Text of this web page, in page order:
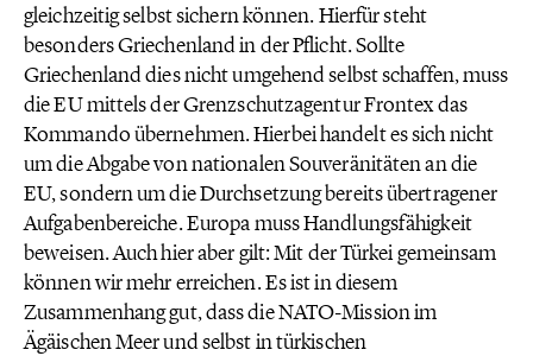
gleichzeitig selbst sichern können. Hierfür steht
besonders Griechenland in der Pflicht. Sollte
Griechenland dies nicht umgehend selbst schaffen, muss
die EU mittels der Grenzschutzagentur Frontex das
Kommando übernehmen. Hierbei handelt es sich nicht
um die Abgabe von nationalen Souveränitäten an die
EU, sondern um die Durchsetzung bereits übertragener
Aufgabenbereiche. Europa muss Handlungsfähigkeit
beweisen. Auch hier aber gilt: Mit der Türkei gemeinsam
können wir mehr erreichen. Es ist in diesem
Zusammenhang gut, dass die NATO-Mission im
Ägäischen Meer und selbst in türkischen